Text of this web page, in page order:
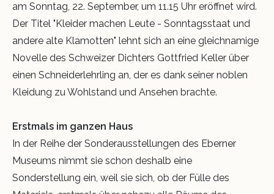
am Sonntag, 22. September, um 11.15 Uhr eröffnet wird.
Der Titel "Kleider machen Leute - Sonntagsstaat und
andere alte Klamotten" lehnt sich an eine gleichnamige
Novelle des Schweizer Dichters Gottfried Keller über
einen Schneiderlehrling an, der es dank seiner noblen
Kleidung zu Wohlstand und Ansehen brachte.
Erstmals im ganzen Haus
In der Reihe der Sonderausstellungen des Eberner
Museums nimmt sie schon deshalb eine
Sonderstellung ein, weil sie sich, ob der Fülle des